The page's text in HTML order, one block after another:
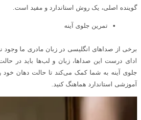
گوینده اصلی، یک روش استاندارد و مفید است.
تمرین جلوی آینه
ادای درست این صداها، زبان و لب‌ها باید در
جلوی آینه به شما کمک می‌کند تا حالت دهان خود را
آموزشی استاندارد هماهنگ کنید.